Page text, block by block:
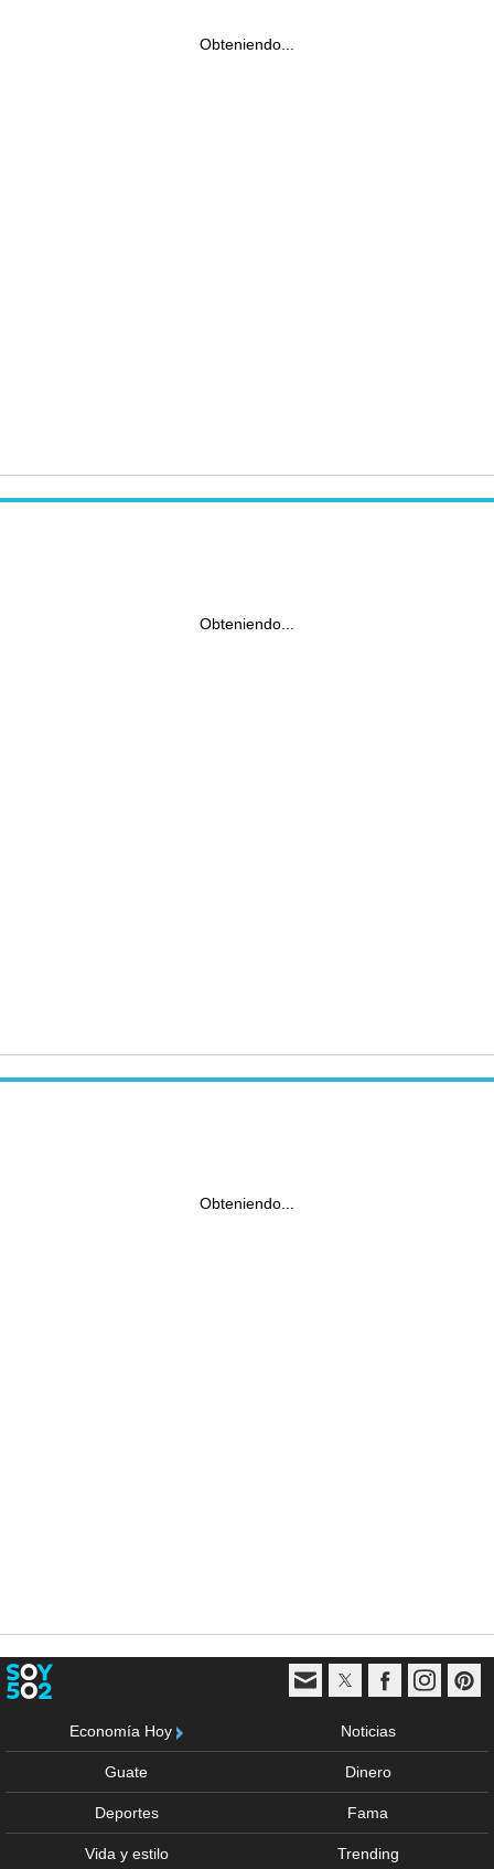
Obteniendo...
Obteniendo...
Obteniendo...
Economía Hoy Noticias
Guate Dinero
Deportes Fama
Vida y estilo Trending